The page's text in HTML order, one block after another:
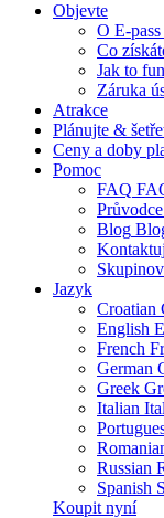
Objevte
O E-pass
Co
Jak to
Záruka
Atrakce
Plánujte &
Ceny a doby
Pomoc
FAQ
Průvodce
Blog
Jazyk
Croatian
English
French
German
Greek
Italian
Russian
Spanish
Koupit nyní